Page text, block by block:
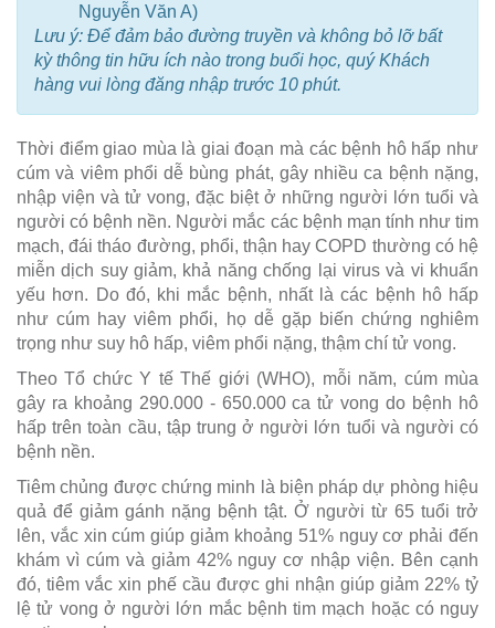
Nguyễn Văn A)
Lưu ý: Để đảm bảo đường truyền và không bỏ lỡ bất
kỳ thông tin hữu ích nào trong buổi học, quý Khách
hàng vui lòng đăng nhập trước 10 phút.
Thời điểm giao mùa là giai đoạn mà các bệnh hô hấp như
cúm và viêm phổi dễ bùng phát, gây nhiều ca bệnh nặng,
nhập viện và tử vong, đặc biệt ở những người lớn tuổi và
người có bệnh nền. Người mắc các bệnh mạn tính như tim
mạch, đái tháo đường, phổi, thận hay COPD thường có hệ
miễn dịch suy giảm, khả năng chống lại virus và vi khuẩn
yếu hơn. Do đó, khi mắc bệnh, nhất là các bệnh hô hấp
như cúm hay viêm phổi, họ dễ gặp biến chứng nghiêm
trọng như suy hô hấp, viêm phổi nặng, thậm chí tử vong.
Theo Tổ chức Y tế Thế giới (WHO), mỗi năm, cúm mùa
gây ra khoảng 290.000 - 650.000 ca tử vong do bệnh hô
hấp trên toàn cầu, tập trung ở người lớn tuổi và người có
bệnh nền.
Tiêm chủng được chứng minh là biện pháp dự phòng hiệu
quả để giảm gánh nặng bệnh tật. Ở người từ 65 tuổi trở
lên, vắc xin cúm giúp giảm khoảng 51% nguy cơ phải đến
khám vì cúm và giảm 42% nguy cơ nhập viện. Bên cạnh
đó, tiêm vắc xin phế cầu được ghi nhận giúp giảm 22% tỷ
lệ tử vong ở người lớn mắc bệnh tim mạch hoặc có nguy